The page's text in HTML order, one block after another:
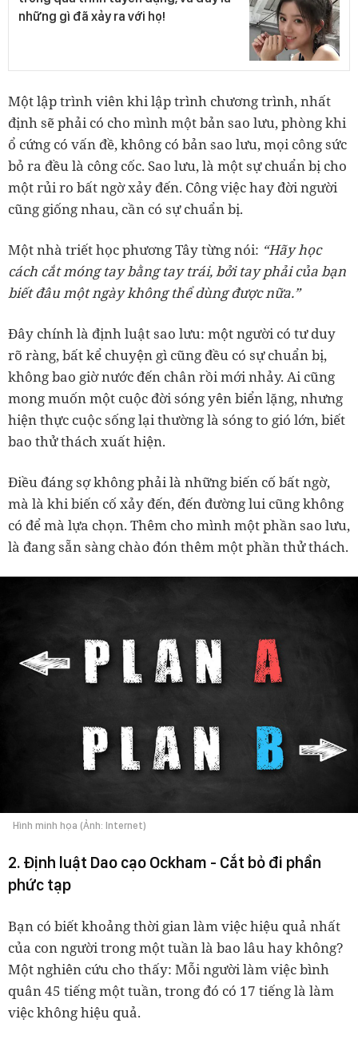
những gì đã xảy ra với họ!
Một lập trình viên khi lập trình chương trình, nhất
định sẽ phải có cho mình một bản sao lưu, phòng khi
ổ cứng có vấn đề, không có bản sao lưu, mọi công sức
bỏ ra đều là công cốc. Sao lưu, là một sự chuẩn bị cho
một rủi ro bất ngờ xảy đến. Công việc hay đời người
cũng giống nhau, cần có sự chuẩn bị.
Một nhà triết học phương Tây từng nói: “Hãy học
cách cắt móng tay bằng tay trái, bởi tay phải của bạn
biết đâu một ngày không thể dùng được nữa.”
Đây chính là định luật sao lưu: một người có tư duy
rõ ràng, bất kể chuyện gì cũng đều có sự chuẩn bị,
không bao giờ nước đến chân rồi mới nhảy. Ai cũng
mong muốn một cuộc đời sóng yên biển lặng, nhưng
hiện thực cuộc sống lại thường là sóng to gió lớn, biết
bao thử thách xuất hiện.
Điều đáng sợ không phải là những biến cố bất ngờ,
mà là khi biến cố xảy đến, đến đường lui cũng không
có để mà lựa chọn. Thêm cho mình một phần sao lưu,
là đang sẵn sàng chào đón thêm một phần thử thách.
Hình minh họa (Ảnh: Internet)
2. Định luật Dao cạo Ockham - Cắt bỏ đi phần
phức tạp
Bạn có biết khoảng thời gian làm việc hiệu quả nhất
của con người trong một tuần là bao lâu hay không?
Một nghiên cứu cho thấy: Mỗi người làm việc bình
quân 45 tiếng một tuần, trong đó có 17 tiếng là làm
việc không hiệu quả.